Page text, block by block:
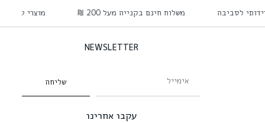
לסביבה משלוח חינם בקנייה מעל 200 ₪ מוצרי
NEWSLETTER
שליחה
עקבו אחרינו